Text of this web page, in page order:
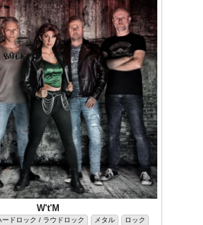
W't'M
ードロック / ラウドロック メタル
ロック